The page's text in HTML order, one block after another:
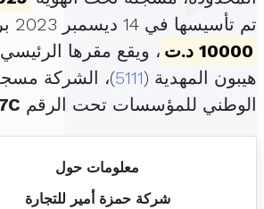
تم تأسيسها في 14 ديسمبر 2023 برأس مال قدره
10000 د.ت
، ويقع مقرها
هيبون المهدية (5111)، الشركة
الوطني للمؤسسات تحت الرقم
معلومات حول
شركة حمزة أمير للتجارة